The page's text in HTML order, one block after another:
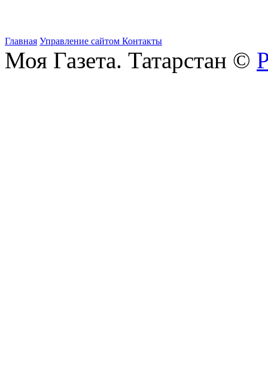
Главная Управление сайтом Контакты
Моя Газета. Татарстан ©